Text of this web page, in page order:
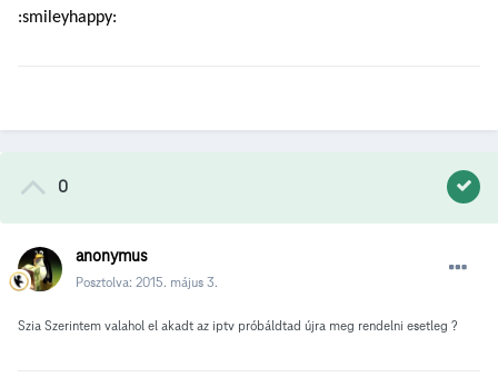
:smileyhappy:
0
anonymus
Posztolva: 2015. május 3.
Szia Szerintem valahol el akadt az iptv próbáldtad újra meg rendelni esetleg ?